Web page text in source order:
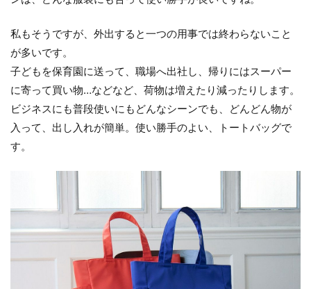
私もそうですが、外出すると一つの用事では終わらないこと
が多いです。
子どもを保育園に送って、職場へ出社し、帰りにはスーパー
に寄って買い物…などなど、荷物は増えたり減ったりします。
ビジネスにも普段使いにもどんなシーンでも、どんどん物が
入って、出し入れが簡単。使い勝手のよい、トートバッグで
す。